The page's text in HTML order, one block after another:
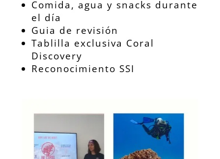
Comida, agua y snacks durante
el día
Guia de revisión
Tablilla exclusiva Coral
Discovery
Reconocimiento SSI